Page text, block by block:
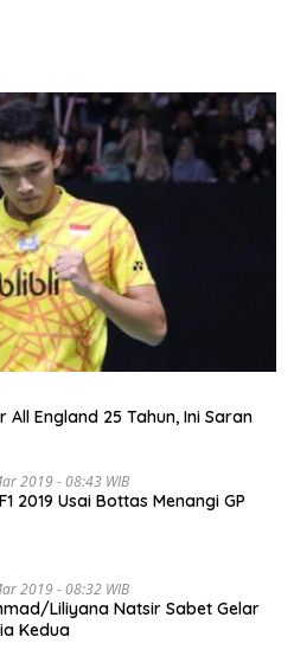
All England 25 Tahun, Ini Saran
2019 - 08:43 WIB
2019 Usai Bottas Menangi GP
2019 - 08:32 WIB
Liliyana Natsir Sabet Gelar
Kedua